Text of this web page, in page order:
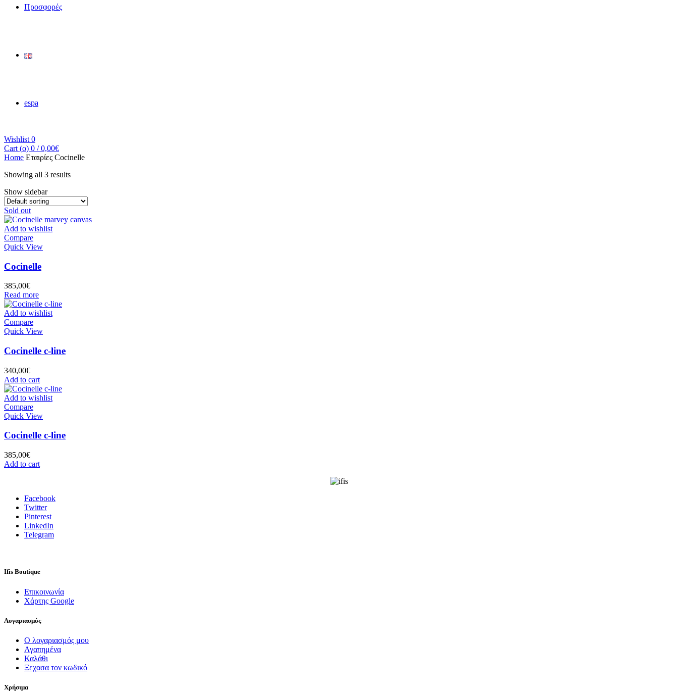
Προσφορές
espa
Wishlist 0
Cart (o) 0 / 0,00€
Home Εταιρίες Cocinelle
Showing all 3 results
Show sidebar
Sold out
Add to wishlist
Compare
Quick View
Cocinelle
385,00€
Read more
Add to wishlist
Compare
Quick View
Cocinelle c-line
340,00€
Add to cart
Add to wishlist
Compare
Quick View
Cocinelle c-line
385,00€
Add to cart
Facebook
Twitter
Pinterest
LinkedIn
Telegram
Ifis Boutique
Επικοινωνία
Χάρτης Google
Λογαριασμός
Ο λογαριασμός μου
Αγαπημένα
Καλάθι
Ξεχασα τον κωδικό
Χρήσιμα